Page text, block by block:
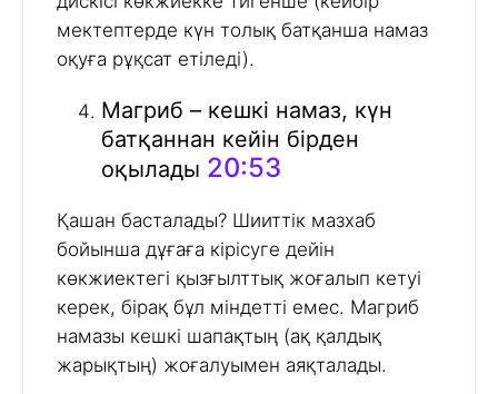
мектептерде күн толық батқанша намаз
оқуға рұқсат етіледі).
Магриб – кешкі намаз, күн
батқаннан кейін бірден
оқылады 20:53
Қашан басталады? Шииттік мазхаб
бойынша дұғаға кірісуге дейін
көкжиектегі қызғылттық жоғалып кетуі
керек, бірақ бұл міндетті емес. Магриб
намазы кешкі шапақтың (ақ қалдық
жарықтың) жоғалуымен аяқталады.